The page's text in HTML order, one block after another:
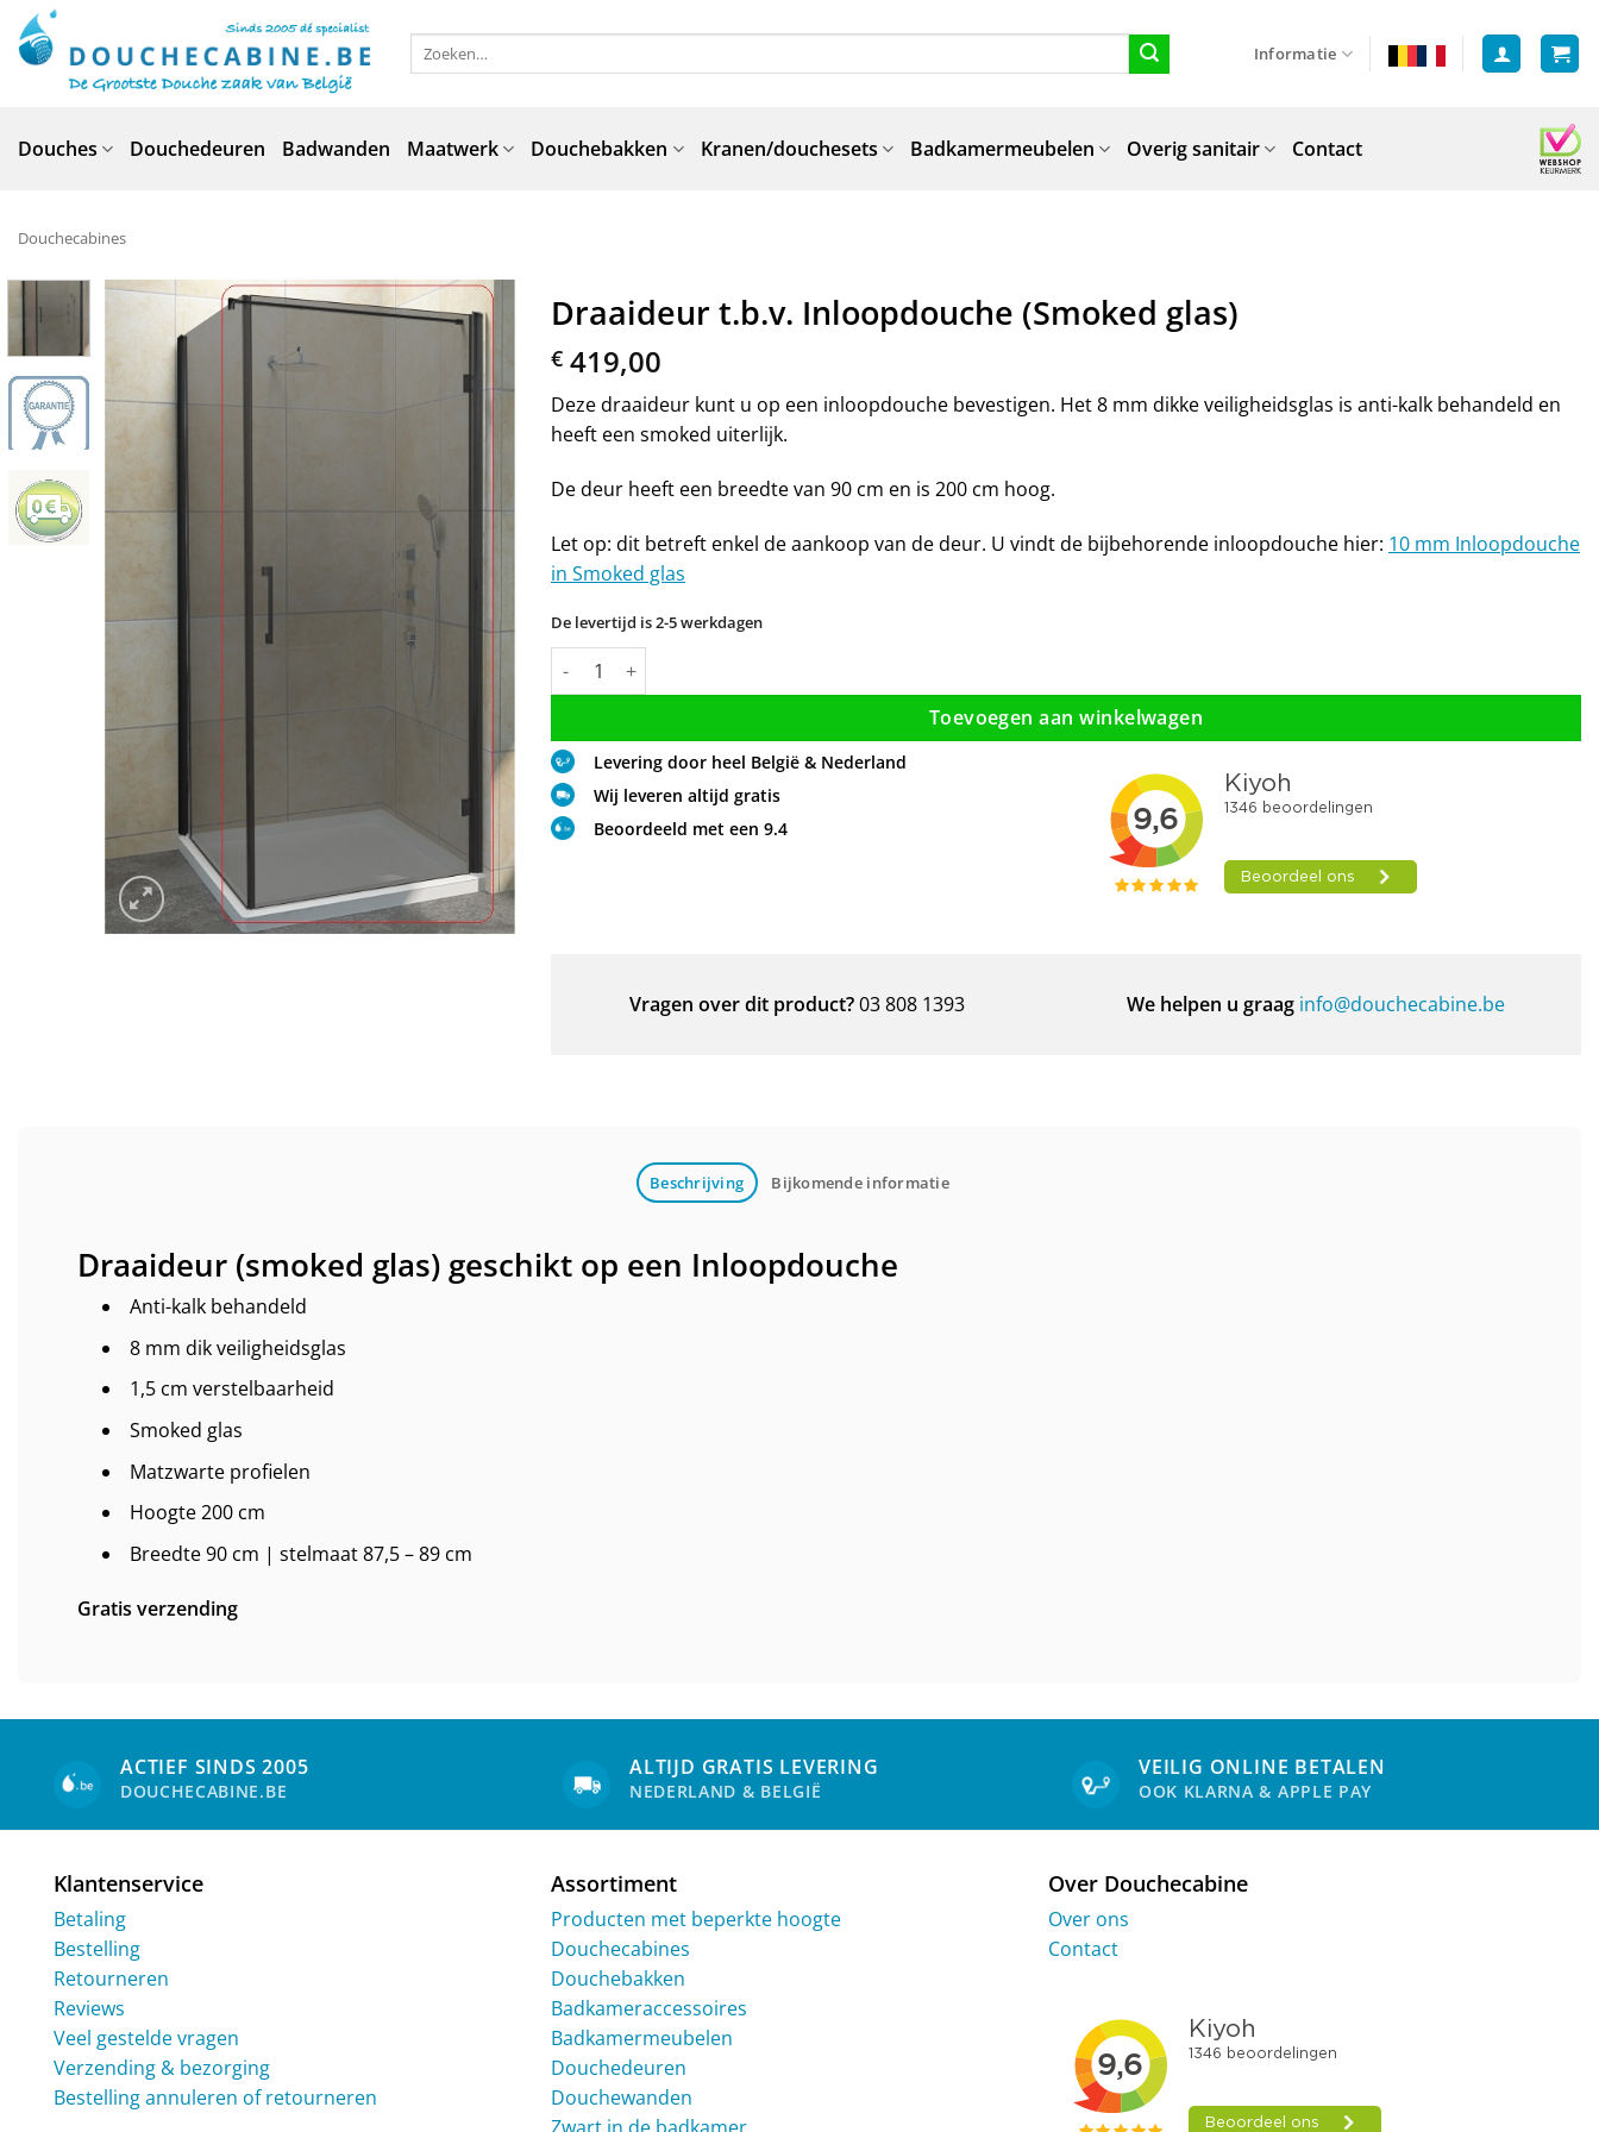
naar
inhoud
Zoeken
Informatie
Douches Douchedeuren Badwanden Maatwerk Douchebakken Kranen/douchesets Badkamermeubelen Overig sanitair Contact
Douchecabines
Draaideur t.b.v. Inloopdouche (Smoked glas)
€ 419,00
Deze draaideur kunt u op een inloopdouche bevestigen. Het 8 mm dikke veiligheidsglas is anti-kalk behandeld en
heeft een smoked uiterlijk.
De deur heeft een breedte van 90 cm en is 200 cm hoog.
Let op: dit betreft enkel de aankoop van de deur. U vindt de bijbehorende inloopdouche hier: 10 mm Inloopdouche
in Smoked glas
De levertijd is 2-5 werkdagen
Draaideur t.b.v. Inloopdouche (Smoked glas) aantal
Toevoegen aan winkelwagen
Levering door heel België & Nederland
Wij leveren altijd gratis
Beoordeeld met een 9.4
Vragen over dit product?03 808 1393 We helpen u graag info@douchecabine.be
Beschrijving Bijkomende informatie
Draaideur (smoked glas) geschikt op een Inloopdouche
Anti-kalk behandeld
8 mm dik veiligheidsglas
1,5 cm verstelbaarheid
Smoked glas
Matzwarte profielen
Hoogte 200 cm
Breedte 90 cm | stelmaat 87,5 – 89 cm
Gratis verzending
ACTIEF SINDS 2005
DOUCHECABINE.BE
ALTIJD GRATIS LEVERING
NEDERLAND & BELGIË
VEILIG ONLINE BETALEN
OOK KLARNA & APPLE PAY
Klantenservice
Betaling
Bestelling
Retourneren
Reviews
Veel gestelde vragen
Verzending & bezorging
Bestelling annuleren of retourneren
Assortiment
Producten met beperkte hoogte
Douchecabines
Douchebakken
Badkameraccessoires
Badkamermeubelen
Douchedeuren
Douchewanden
Over Douchecabine
Over ons
Contact